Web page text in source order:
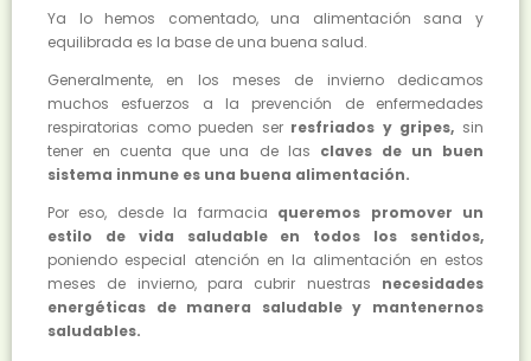
Ya lo hemos comentado, una alimentación sana y
equilibrada es la base de una buena salud.
Generalmente, en los meses de invierno dedicamos
muchos esfuerzos a la prevención de enfermedades
respiratorias como pueden ser resfriados y gripes, sin
tener en cuenta que una de las claves de un buen
sistema inmune es una buena alimentación.
Por eso, desde la farmacia queremos promover un
estilo de vida saludable en todos los sentidos,
poniendo especial atención en la alimentación en estos
meses de invierno, para cubrir nuestras necesidades
energéticas de manera saludable y mantenernos
saludables.